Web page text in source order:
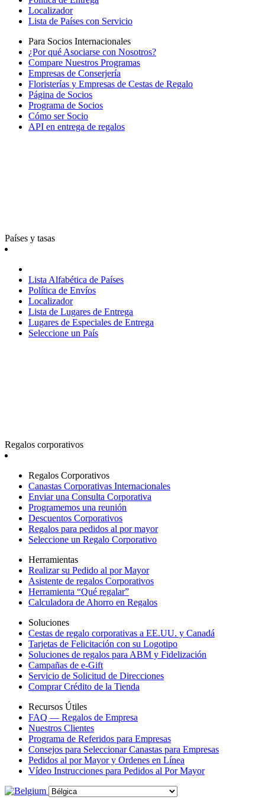
Localizador
Lista de Países con Servicio
Para Socios Internacionales
¿Por qué Asociarse con Nosotros?
Compare Nuestros Programas
Empresas de Conserjería
Floristerías y Empresas de Cestas de Regalo
Página de Socios
Programa de Socios
Cómo ser Socio
API en entrega de regalos
Países y tasas
Lista Alfabética de Países
Política de Envíos
Localizador
Lista de Lugares de Entrega
Lugares de Especiales de Entrega
Seleccione un País
Regalos corporativos
Regalos Corporativos
Canastas Corporativas Internacionales
Enviar una Consulta Corporativa
Programemos una reunión
Descuentos Corporativos
Regalos para pedidos al por mayor
Seleccione un Regalo Corporativo
Herramientas
Realizar su Pedido al por Mayor
Asistente de regalos Corporativos
Herramienta “Qué regalar”
Calculadora de Ahorro en Regalos
Soluciones
Cestas de regalo corporativas a EE.UU. y Canadá
Tarjetas de Felicitación con su Logotipo
Soluciones de regalos para ABM y Fidelización
Campañas de e-Gift
Servicio de Solicitud de Direcciones
Comprar Crédito de la Tienda
Recursos Útiles
FAQ — Regalos de Empresa
Nuestros Clientes
Programa de Referidos para Empresas
Consejos para Seleccionar Canastas para Empresas
Pedidos al por Mayor y Ordenes en Línea
Vídeo Instrucciones para Pedidos al Por Mayor